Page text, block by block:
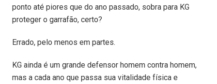
ponto até piores que do ano passado, sobra para KG
proteger o garrafão, certo?
Errado, pelo menos em partes.
KG ainda é um grande defensor homem contra homem,
mas a cada ano que passa sua vitalidade física e